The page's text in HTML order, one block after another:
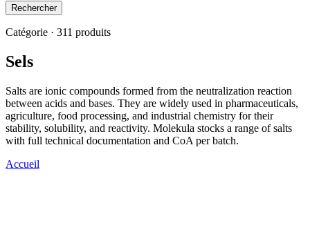
Rechercher
Catégorie · 311 produits
Sels
Salts are ionic compounds formed from the neutralization reaction
between acids and bases. They are widely used in pharmaceuticals,
agriculture, food processing, and industrial chemistry for their
stability, solubility, and reactivity. Molekula stocks a range of salts
with full technical documentation and CoA per batch.
Accueil